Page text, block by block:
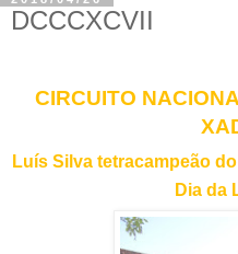
DCCCXCVII
CIRCUITO
Luís Silva tetracampeão
Dia da